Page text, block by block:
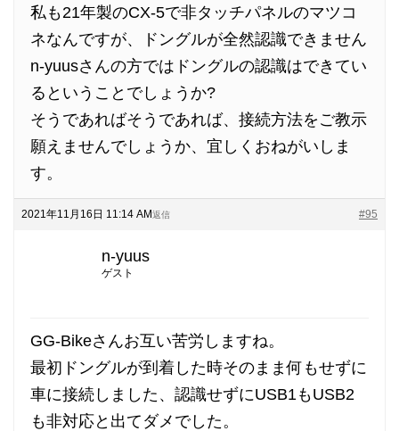
私も21年製のCX-5で非タッチパネルのマツコ
ネなんですが、ドングルが全然認識できません
n-yuusさんの方ではドングルの認識はできてい
るということでしょうか?
そうであればそうであれば、接続方法をご教示
願えませんでしょうか、宜しくおねがいしま
す。
2021年11月16日 11:14 AM #95
返信
n-yuus
ゲスト
GG-Bikeさんお互い苦労しますね。
最初ドングルが到着した時そのまま何もせずに
車に接続しました、認識せずにUSB1もUSB2
も非対応と出てダメでした。